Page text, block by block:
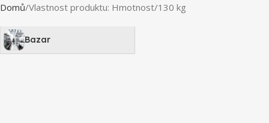
Domů Vlastnost produktu: Hmotnost 130 kg
Bazar